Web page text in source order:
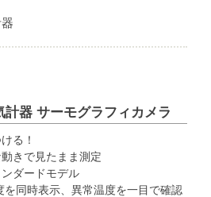
計器 サーモグラフィカメラ
る！
きで見たまま測定
ダードモデル
を同時表示、異常温度を一目で確認